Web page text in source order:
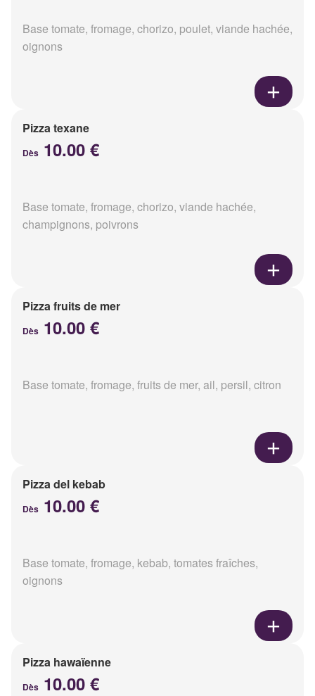
Base tomate, fromage, chorizo, poulet, viande hachée,
oignons
Pizza texane
Dès 10.00 €
Base tomate, fromage, chorizo, viande hachée,
champignons, poivrons
Pizza fruits de mer
Dès 10.00 €
Base tomate, fromage, fruits de mer, ail, persil, citron
Pizza del kebab
Dès 10.00 €
Base tomate, fromage, kebab, tomates fraîches,
oignons
Pizza hawaïenne
Dès 10.00 €